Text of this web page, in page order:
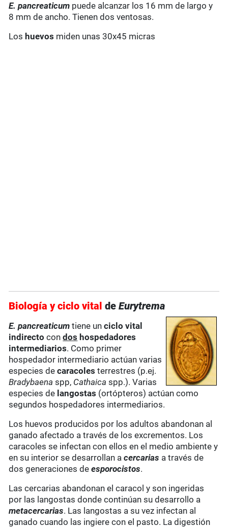
E. pancreaticum puede alcanzar los 16 mm de largo y
8 mm de ancho. Tienen dos ventosas.
Los huevos miden unas 30x45 micras
Biología y ciclo vital deEurytrema
E. pancreaticumtiene un ciclo vital
indirecto condos hospedadores
intermediarios. Como primer
hospedador intermediario actúan varias
especies decaracoles terrestres (p.ej.
Bradybaena spp, Cathaica spp.). Varias
especies de langostas (ortópteros) actúan como
segundos hospedadores intermediarios.
Los huevos producidos por los adultos abandonan al
ganado afectado a través de los excrementos. Los
caracoles se infectan con ellos en el medio ambiente y
en su interior se desarrollan acercarias a través de
dos generaciones deesporocistos.
Las cercarias abandonan el caracol y son ingeridas
por las langostas donde continúan su desarrollo a
metacercarias. Las langostas a su vez infectan al
ganado cuando las ingiere con el pasto. La digestión